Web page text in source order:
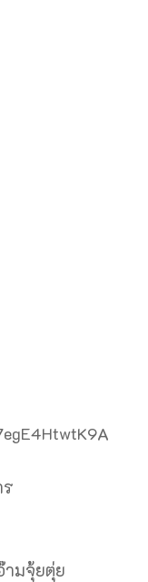
ามจุ้ยตุ่ย